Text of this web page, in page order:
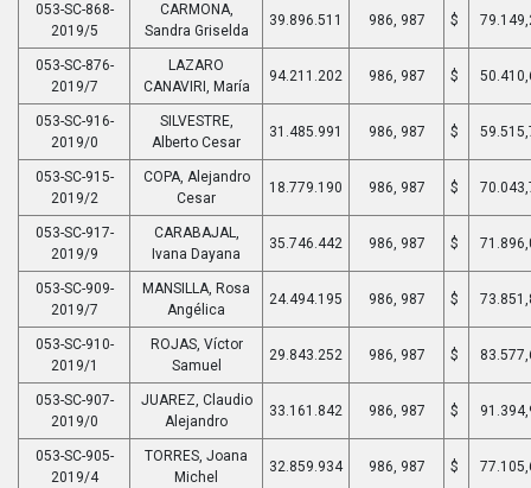
053-SC-868-
2019/5
CARMONA,
Sandra Griselda
39.896.511 986, 987 $
053-SC-876-
2019/7
LAZARO
CANAVIRI, María
94.211.202 986, 987 $
053-SC-916-
2019/0
SILVESTRE,
Alberto Cesar
31.485.991 986, 987 $
053-SC-915-
2019/2
COPA, Alejandro
Cesar
18.779.190 986, 987 $
053-SC-917-
2019/9
CARABAJAL,
Ivana Dayana
35.746.442 986, 987 $
053-SC-909-
2019/7
MANSILLA, Rosa
Angélica
24.494.195 986, 987 $
053-SC-910-
2019/1
ROJAS, Víctor
Samuel
29.843.252 986, 987 $
053-SC-907-
2019/0
JUAREZ, Claudio
Alejandro
33.161.842 986, 987 $
053-SC-905-
2019/4
TORRES, Joana
Michel
32.859.934 986, 987 $